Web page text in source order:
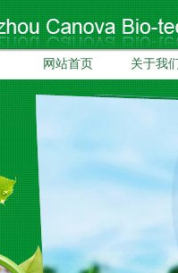
网站首页 关于我